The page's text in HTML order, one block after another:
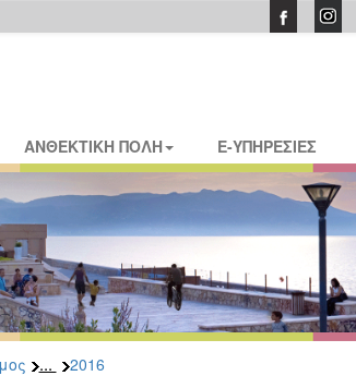
ΑΝΘΕΚΤΙΚΗ ΠΟΛΗ E-ΥΠΗΡΕΣΙΕΣ
... 2016